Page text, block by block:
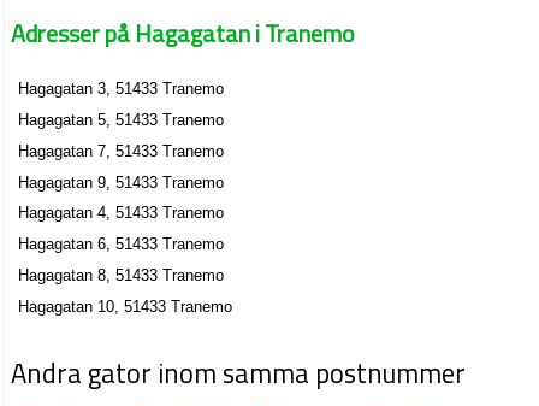
Adresser på Hagagatan i Tranemo
Hagagatan 3, 51433 Tranemo
Hagagatan 5, 51433 Tranemo
Hagagatan 7, 51433 Tranemo
Hagagatan 9, 51433 Tranemo
Hagagatan 4, 51433 Tranemo
Hagagatan 6, 51433 Tranemo
Hagagatan 8, 51433 Tranemo
Hagagatan 10, 51433 Tranemo
Andra gator inom samma postnummer